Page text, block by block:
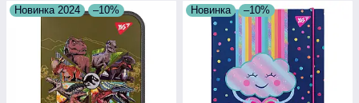
Новинка 2024 –10% Новинка –10%